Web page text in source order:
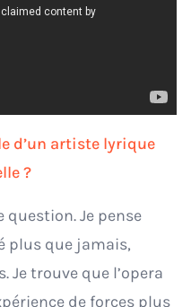
d’un artiste lyrique
?
question. Je pense
plus que jamais,
Je trouve que l’opera
de forces plus